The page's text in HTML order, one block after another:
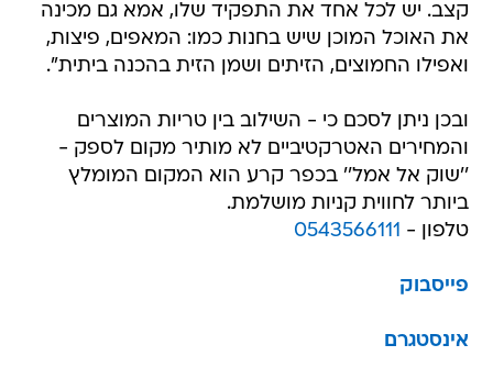
קצב. יש לכל אחד את התפקיד שלו, אמא גם מכינה
את האוכל המוכן שיש בחנות כמו: המאפים, פיצות,
ואפילו החמוצים, הזיתים ושמן הזית בהכנה ביתית".
ובכן ניתן לסכם כי - השילוב בין טריות המוצרים
והמחירים האטרקטיביים לא מותיר מקום לספק -
''שוק אל אמל'' בכפר קרע הוא המקום המומלץ
ביותר לחווית קניות מושלמת.
טלפון - 0543566111
פייסבוק
אינסטגרם